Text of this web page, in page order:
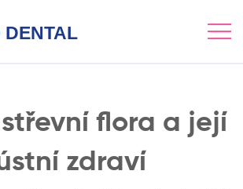
flora a její
zdraví